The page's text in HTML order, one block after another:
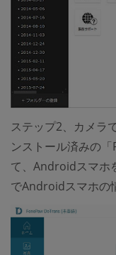
ステップ2、カメラ
ンストール済みの
て、Androidスマホ
でAndroidスマホの